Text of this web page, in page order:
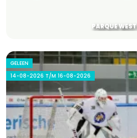
PARQUE WEST
GELEEN
14-08-2026 T/M 16-08-2026